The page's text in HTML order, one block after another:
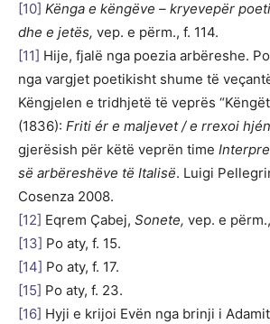
[10] Kënga e këngëve – kryevepër
dhe e jetës, vep. e përm., f. 114.
[11] Hije, fjalë nga poezia arbëreshe.
nga vargjet poetikisht shume të
Këngjelen e tridhjetë të veprës
(1836): Friti ér e maljevet / e rrexoi
gjerësish për këtë veprën time
së arbëreshëve të Italisë. Luigi
Cosenza 2008.
[12] Eqrem Çabej, Sonete, vep. e
[13] Po aty, f. 15.
[14] Po aty, f. 17.
[15] Po aty, f. 23.
[16] Hyji e krijoi Evën nga brinji i